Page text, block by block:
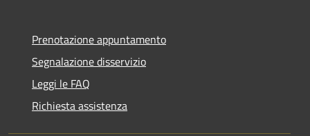
Prenotazione appuntamento
Segnalazione disservizio
Leggi le FAQ
Richiesta assistenza